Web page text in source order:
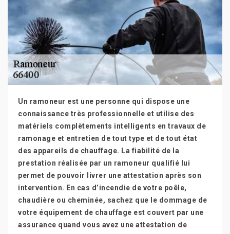
Un ramoneur est une personne qui dispose une
connaissance très professionnelle et utilise des
matériels complètements intelligents en travaux de
ramonage et entretien de tout type et de tout état
des appareils de chauffage. La fiabilité de la
prestation réalisée par un ramoneur qualifié lui
permet de pouvoir livrer une attestation après son
intervention. En cas d’incendie de votre poêle,
chaudière ou cheminée, sachez que le dommage de
votre équipement de chauffage est couvert par une
assurance quand vous avez une attestation de